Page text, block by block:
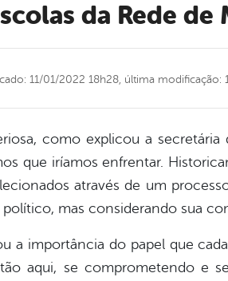
da Rede
11/01/2022 18h28, última modificação:
como explicou a
que iríamos enfrentar.
através de um
mas considerando sua
a importância do papel que
aqui, se comprometendo e